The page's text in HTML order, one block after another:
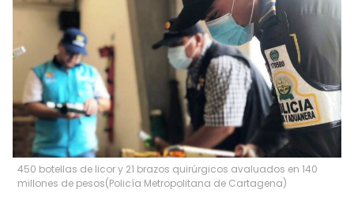
450 botellas de licor y 21 brazos quirúrgicos avaluados en 140
millones de pesos(Policía Metropolitana de Cartagena)